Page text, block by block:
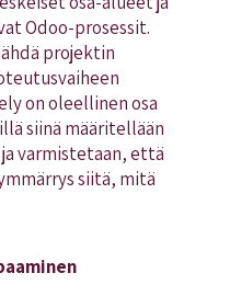
Odoo-prosessit.
projektin
on oleellinen osa
siinä määritellään
varmistetaan, että
siitä, mitä